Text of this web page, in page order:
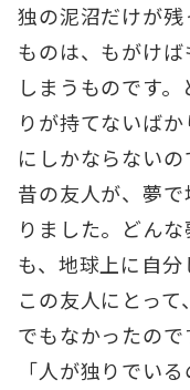
独の泥沼だけが
ものは、もがけ
しまうものです
りが持てないば
にしかならないの
昔の友人が、夢
りました。どん
も、地球上に自分
この友人にとっ
でもなかったので
「人が独りでい